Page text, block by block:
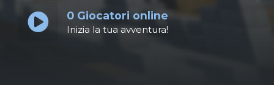
0 Giocatori online
Inizia la tua avventura!